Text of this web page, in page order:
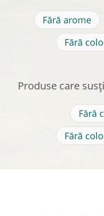
Fără arome
Fără
Produse care
Fără
Fără